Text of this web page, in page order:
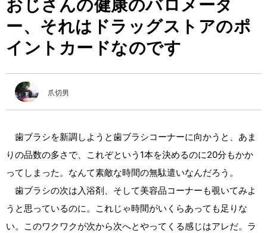
新刊
特集
編集部
おじさんの健康のバロメータ
ー、それはドラッグストアのポ
イントカードなのです
爪切男
歯ブラシを新調しようと歯ブラシコーナーに向かうと、あま
りの品数の多さで、これぞという1本を決めるのに20分もかか
ってしまった。なんて素敵な時間の無駄遣いなんだろう。
歯ブラシの次は入浴剤、そして美容品コーナーも覗いてみよ
うと思っているのに。これじゃ時間がいくらあっても足りな
い。このワクワクが次から次へとやってくる感じはアレだ。ラ